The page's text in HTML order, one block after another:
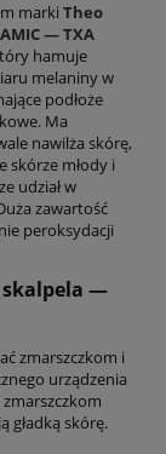
marki Theo
— TXA
hamuje
melaniny w
podłoże
Ma
nawilża skórę,
skórze młody i
udział w
zawartość
peroksydacji
skalpela —
zmarszczkom i
urządzenia
gładką skórę.